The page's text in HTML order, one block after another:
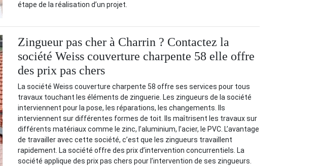
étape de la réalisation d’un projet.
Zingueur pas cher à Charrin ? Contactez la
société Weiss couverture charpente 58 elle offre
des prix pas chers
La société Weiss couverture charpente 58 offre ses services pour tous
travaux touchant les éléments de zinguerie. Les zingueurs de la société
interviennent pour la pose, les réparations, les changements. Ils
interviennent sur différentes formes de toit. Ils maîtrisent les travaux sur
différents matériaux comme le zinc, l’aluminium, l’acier, le PVC. L’avantage
de travailler avec cette société, c’est que les zingueurs travaillent
rapidement. La société offre des prix d’intervention concurrentiels. La
société applique des prix pas chers pour l’intervention de ses zingueurs.